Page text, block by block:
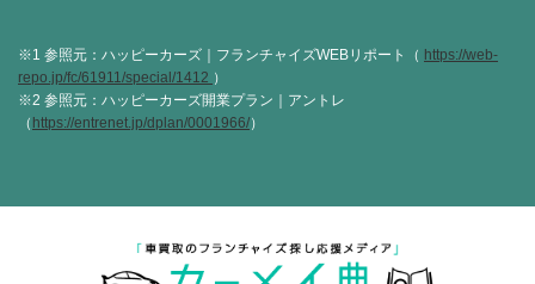
※1 参照元：ハッピーカーズ｜フランチャイズWEBリポート（ https://web-
repo.jp/fc/61911/special/1412 ）
※2 参照元：ハッピーカーズ開業プラン｜アントレ
（ https://entrenet.jp/dplan/0001966/）